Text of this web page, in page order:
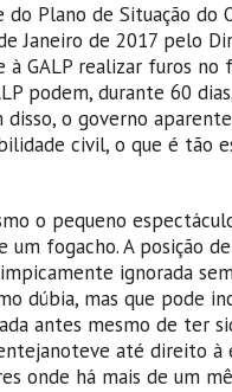
do Plano de Situação
Janeiro de 2017 pelo
à GALP realizar furos
podem, durante 60
disso, o governo
civil, o que é tão
o pequeno
um fogacho. A posição
ignorada
dúbia, mas que pode
antes mesmo de ter
até direito
onde há mais de um